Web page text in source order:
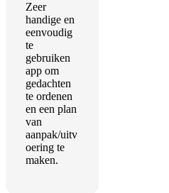
Zeer
handige en
eenvoudig
te
gebruiken
app om
gedachten
te ordenen
en een plan
van
aanpak/uitv
oering te
maken.